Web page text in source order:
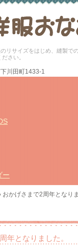
リサイズをはじめ、縫製で
さい。
川田町1433-1
ー
おかげさまで2周年となり
年となりました。